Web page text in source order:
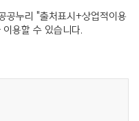
공누리 "출처표시+상업적이용
용할 수 있습니다.